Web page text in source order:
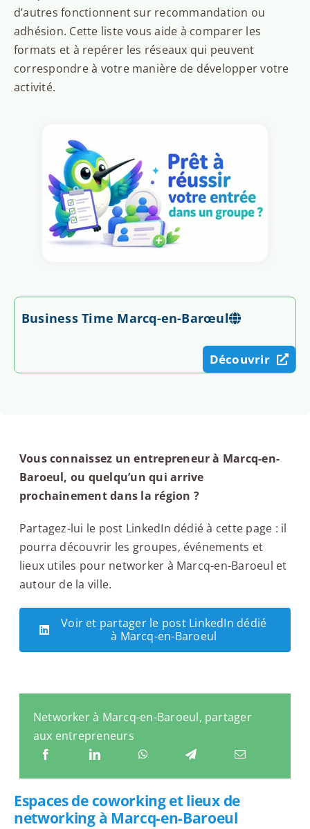
d’autres fonctionnent sur recommandation ou
adhésion. Cette liste vous aide à comparer les
formats et à repérer les réseaux qui peuvent
correspondre à votre manière de développer votre
activité.
Business Time Marcq-en-Barœul
Découvrir
Vous connaissez un entrepreneur à Marcq-en-
Baroeul, ou quelqu’un qui arrive
prochainement dans la région ?
Partagez-lui le post LinkedIn dédié à cette page : il
pourra découvrir les groupes, événements et
lieux utiles pour networker à Marcq-en-Baroeul et
autour de la ville.
Voir et partager le post LinkedIn dédié
à Marcq-en-Baroeul
Networker à Marcq-en-Baroeul, partager
aux entrepreneurs
Espaces de coworking et lieux de
networking à Marcq-en-Baroeul